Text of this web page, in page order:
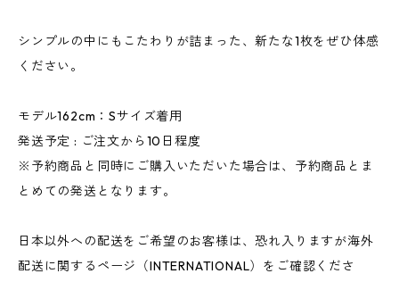
シンプルの中にもこたわりが詰まった、新たな1枚をぜひ体感
ください。
モデル162cm：Sサイズ着用
発送予定 : ご注文から10日程度
※予約商品と同時にご購入いただいた場合は、予約商品とま
とめての発送となります。
日本以外への配送をご希望のお客様は、恐れ入りますが海外
配送に関するページ（INTERNATIONAL）をご確認くださ